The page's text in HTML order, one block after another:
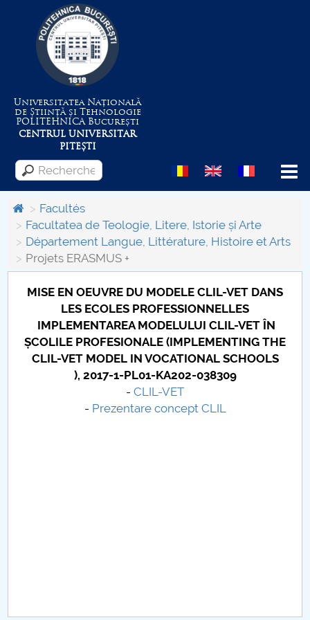
Universitatea Națională
de Știință și Tehnologie
POLITEHNICABucurești
CENTRUL UNIVERSITAR
PITEȘTI
Menu
Despre Universitate
Centrul de Management al Proiectelor
Conseil d'administration
Nr. de telefon si adrese Facultăți
Informations sur l'admission
Români de pretutindeni - ADMITERE
Relations Internationales
Facultés
Facultatea de Teologie, Litere, Istorie și Arte
Département Langue, Littérature, Histoire et Arts
Projets ERASMUS +
MISE EN OEUVRE DU MODELE CLIL-VET DANS
LES ECOLES PROFESSIONNELLES
IMPLEMENTAREA MODELULUI CLIL-VET ÎN
ȘCOLILE PROFESIONALE (IMPLEMENTING THE
CLIL-VET MODEL IN VOCATIONAL SCHOOLS
), 2017-1-PL01-KA202-038309
- CLIL-VET
- Prezentare concept CLIL